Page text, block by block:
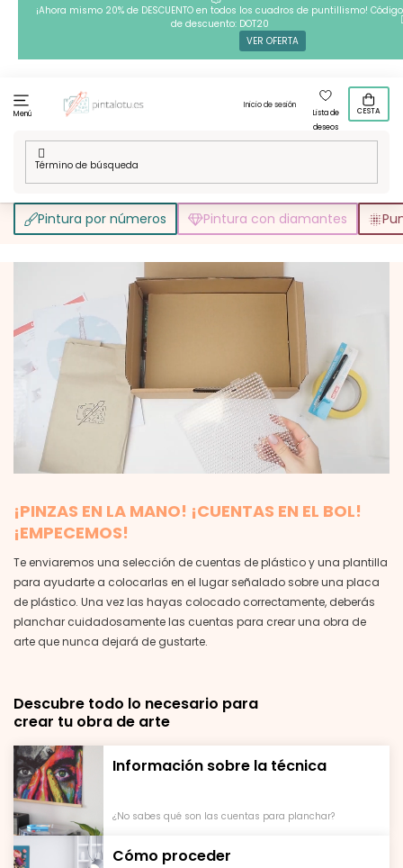
contenido
¡Ahora mismo 20% de DESCUENTO en todos los cuadros de puntillismo! Código
de descuento: DOT20
VER OFERTA
Menú
Inicio de sesión
Lista de
deseos
CESTA
InicioOPCIONES DE TÉCNICAS CREATIVAS - Cuentas para
Pintura por números Pintura con diamantes
¡PINZAS EN LA MANO! ¡CUENTAS EN EL BOL!
¡EMPECEMOS!
Te enviaremos una selección de cuentas de plástico y una plantilla
para ayudarte a colocarlas en el lugar señalado sobre una placa
de plástico. Una vez las hayas colocado correctamente, deberás
planchar cuidadosamente las cuentas para crear una obra de
arte que nunca dejará de gustarte.
Descubre todo lo necesario para
crear tu obra de arte
Información sobre la técnica
¿No sabes qué son las cuentas para planchar?
Cómo proceder